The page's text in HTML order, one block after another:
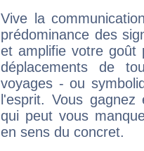
Vive la
prédominance des
et amplifie votre goût
déplacements de
voyages - ou
l'esprit. Vous
qui peut vous
en sens du concret.